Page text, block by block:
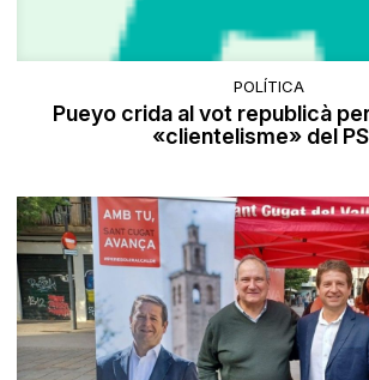
POLÍTICA
Pueyo crida al vot republicà
«clientelisme» del